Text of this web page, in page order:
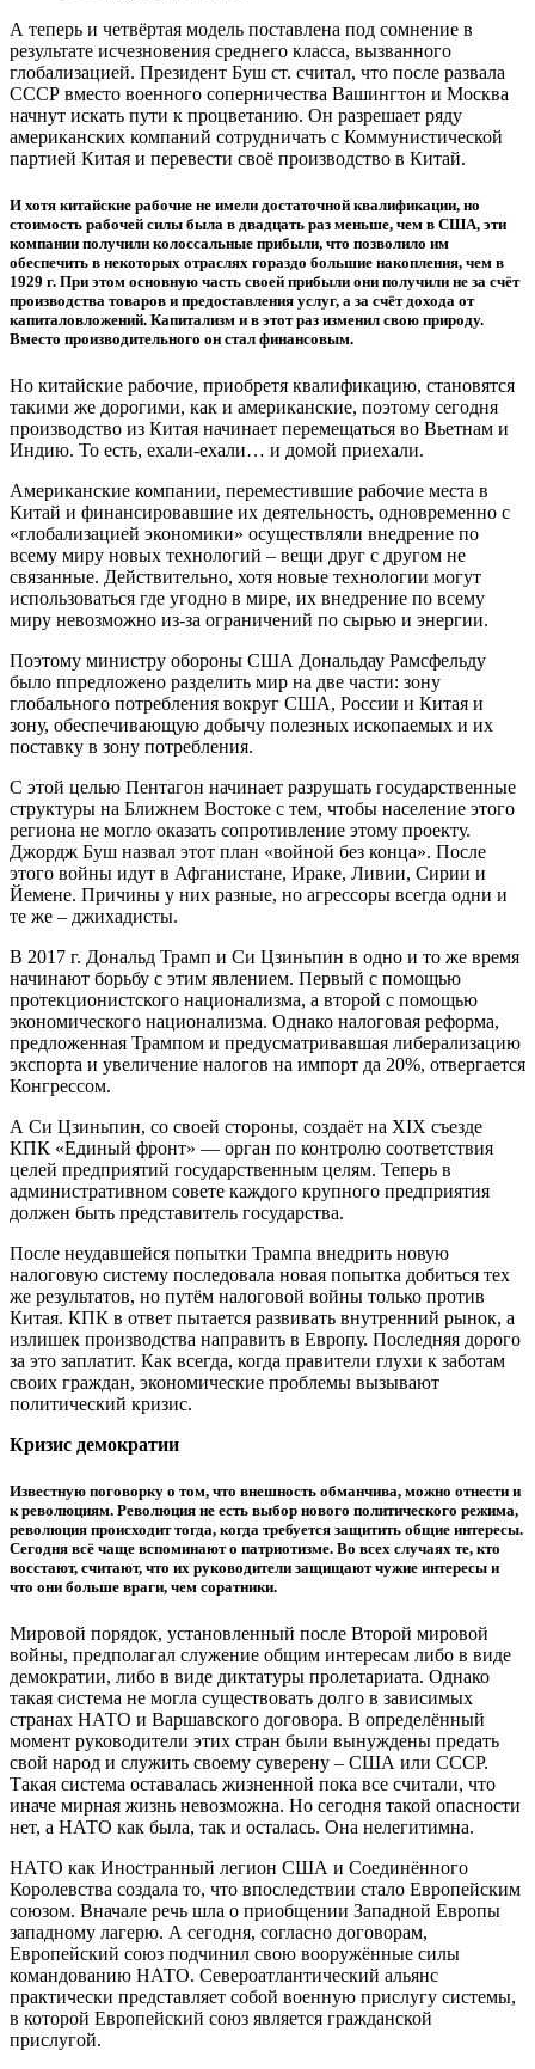
А теперь и четвёртая модель поставлена под сомнение в
результате исчезновения среднего класса, вызванного
глобализацией. Президент Буш ст. считал, что после развала
СССР вместо военного соперничества Вашингтон и Москва
начнут искать пути к процветанию. Он разрешает ряду
американских компаний сотрудничать с Коммунистической
партией Китая и перевести своё производство в Китай.
И хотя китайские рабочие не имели достаточной квалификации, но
стоимость рабочей силы была в двадцать раз меньше, чем в США, эти
компании получили колоссальные прибыли, что позволило им
обеспечить в некоторых отраслях гораздо большие накопления, чем в
1929 г. При этом основную часть своей прибыли они получили не за счёт
производства товаров и предоставления услуг, а за счёт дохода от
капиталовложений. Капитализм и в этот раз изменил свою природу.
Вместо производительного он стал финансовым.
Но китайские рабочие, приобретя квалификацию, становятся
такими же дорогими, как и американские, поэтому сегодня
производство из Китая начинает перемещаться во Вьетнам и
Индию. То есть, ехали-ехали… и домой приехали.
Американские компании, переместившие рабочие места в
Китай и финансировавшие их деятельность, одновременно с
«глобализацией экономики» осуществляли внедрение по
всему миру новых технологий – вещи друг с другом не
связанные. Действительно, хотя новые технологии могут
использоваться где угодно в мире, их внедрение по всему
миру невозможно из-за ограничений по сырью и энергии.
Поэтому министру обороны США Дональдау Рамсфельду
было ппредложено разделить мир на две части: зону
глобального потребления вокруг США, России и Китая и
зону, обеспечивающую добычу полезных ископаемых и их
поставку в зону потребления.
С этой целью Пентагон начинает разрушать государственные
структуры на Ближнем Востоке с тем, чтобы население этого
региона не могло оказать сопротивление этому проекту.
Джордж Буш назвал этот план «войной без конца». После
этого войны идут в Афганистане, Ираке, Ливии, Сирии и
Йемене. Причины у них разные, но агрессоры всегда одни и
те же – джихадисты.
В 2017 г. Дональд Трамп и Си Цзиньпин в одно и то же время
начинают борьбу с этим явлением. Первый с помощью
протекционистского национализма, а второй с помощью
экономического национализма. Однако налоговая реформа,
предложенная Трампом и предусматривавшая либерализацию
экспорта и увеличение налогов на импорт да 20%, отвергается
Конгрессом.
А Си Цзиньпин, со своей стороны, создаёт на XIX съезде
КПК «Единый фронт» — орган по контролю соответствия
целей предприятий государственным целям. Теперь в
административном совете каждого крупного предприятия
должен быть представитель государства.
После неудавшейся попытки Трампа внедрить новую
налоговую систему последовала новая попытка добиться тех
же результатов, но путём налоговой войны только против
Китая. КПК в ответ пытается развивать внутренний рынок, а
излишек производства направить в Европу. Последняя дорого
за это заплатит. Как всегда, когда правители глухи к заботам
своих граждан, экономические проблемы вызывают
политический кризис.
Кризис демократии
Известную поговорку о том, что внешность обманчива, можно отнести и
к революциям. Революция не есть выбор нового политического режима,
революция происходит тогда, когда требуется защитить общие интересы.
Сегодня всё чаще вспоминают о патриотизме. Во всех случаях те, кто
восстают, считают, что их руководители защищают чужие интересы и
что они больше враги, чем соратники.
Мировой порядок, установленный после Второй мировой
войны, предполагал служение общим интересам либо в виде
демократии, либо в виде диктатуры пролетариата. Однако
такая система не могла существовать долго в зависимых
странах НАТО и Варшавского договора. В определённый
момент руководители этих стран были вынуждены предать
свой народ и служить своему суверену – США или СССР.
Такая система оставалась жизненной пока все считали, что
иначе мирная жизнь невозможна. Но сегодня такой опасности
нет, а НАТО как была, так и осталась. Она нелегитимна.
НАТО как Иностранный легион США и Соединённого
Королевства создала то, что впоследствии стало Европейским
союзом. Вначале речь шла о приобщении Западной Европы
западному лагерю. А сегодня, согласно договорам,
Европейский союз подчинил свою вооружённые силы
командованию НАТО. Североатлантический альянс
практически представляет собой военную прислугу системы,
в которой Европейский союз является гражданской
прислугой.